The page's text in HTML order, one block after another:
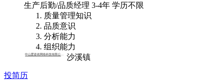
生产后勤/品质经理 3-4年 学历不限
质量管理知识
品质意识
分析能力
组织能力
沙溪镇
投简历